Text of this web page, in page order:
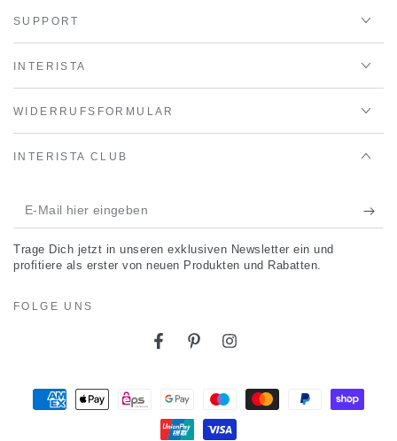
SUPPORT
INTERISTA
WIDERRUFSFORMULAR
INTERISTA CLUB
E-
Mail
hier
Trage Dich jetzt in unseren exklusiven Newsletter ein und
profitiere als erster von neuen Produkten und Rabatten.
FOLGE UNS
FacebookPinterestInstagram
Zahlungsmöglichkeiten